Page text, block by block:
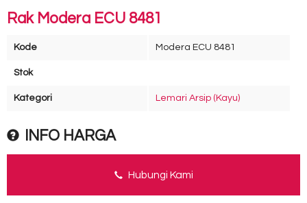
Rak Modera ECU 8481
Kode Modera ECU 8481
Stok
Kategori Lemari Arsip (Kayu)
INFO HARGA
Hubungi Kami